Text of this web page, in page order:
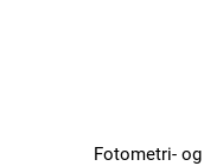
Fotometri-